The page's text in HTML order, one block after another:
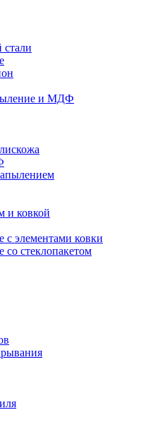
и МДФ
и ковкой
элементами ковки
стеклопакетом